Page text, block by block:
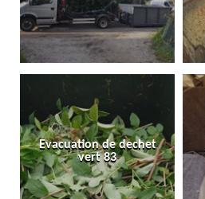
Evacuation de dechet
vert 83